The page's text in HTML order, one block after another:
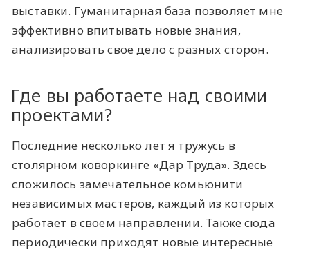
выставки. Гуманитарная база позволяет мне
эффективно впитывать новые знания,
анализировать свое дело с разных сторон.
Где вы работаете над своими
проектами?
Последние несколько лет я тружусь в
столярном коворкинге «Дар Труда». Здесь
сложилось замечательное комьюнити
независимых мастеров, каждый из которых
работает в своем направлении. Также сюда
периодически приходят новые интересные